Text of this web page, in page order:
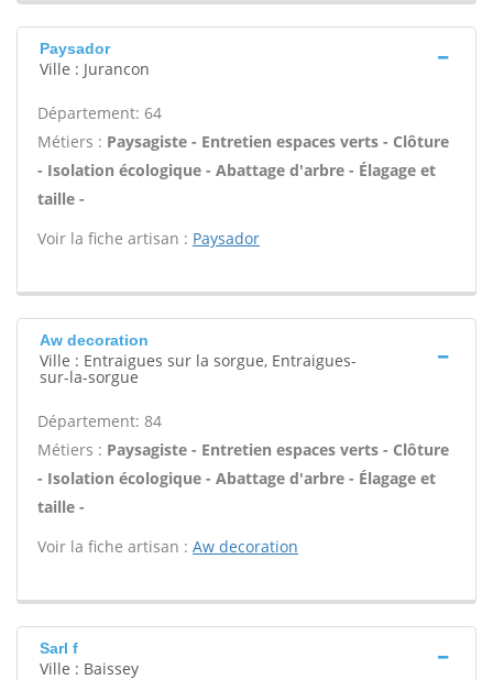
Paysador
Ville : Jurancon
Département: 64
Métiers : Paysagiste - Entretien espaces verts - Clôture
- Isolation écologique - Abattage d'arbre - Élagage et
taille -
Voir la fiche artisan : Paysador
Aw decoration
Ville : Entraigues sur la sorgue, Entraigues-
sur-la-sorgue
Département: 84
Métiers : Paysagiste - Entretien espaces verts - Clôture
- Isolation écologique - Abattage d'arbre - Élagage et
taille -
Voir la fiche artisan : Aw decoration
Sarl f
Ville : Baissey